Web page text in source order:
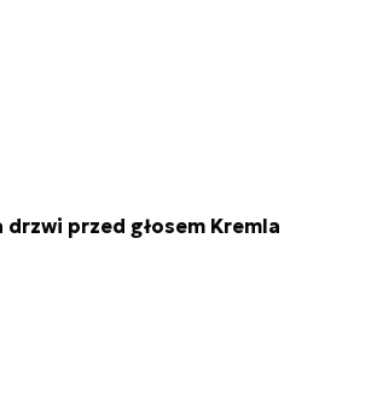
drzwi przed głosem Kremla